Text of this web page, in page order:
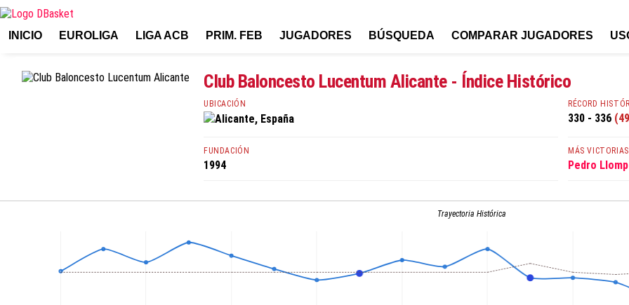
INICIO EUROLIGA LIGA ACB PRIM. FEB JUGADORES BÚSQUEDA COMPARAR JUGADORES
Club Baloncesto Lucentum Alicante - Índice Histórico
UBICACIÓN
Alicante, España
FUNDACIÓN
1994
RÉCORD
330 - 336
MÁS
Pedro
Trayectoria Histórica